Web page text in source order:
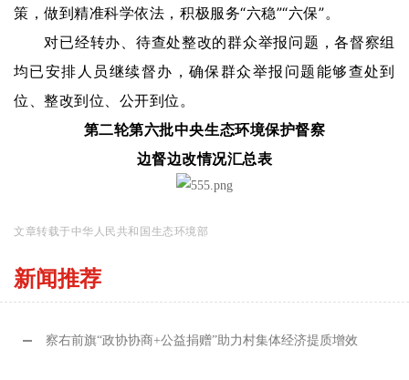
策，做到精准科学依法，积极服务“六稳”“六保”。
对已经转办、待查处整改的群众举报问题，各督察组
均已安排人员继续督办，确保群众举报问题能够查处到
位、整改到位、公开到位。
第二轮第六批中央生态环境保护督察
边督边改情况汇总表
文章转载于中华人民共和国生态环境部
新闻推荐
察右前旗“政协协商+公益捐赠”助力村集体经济提质增效